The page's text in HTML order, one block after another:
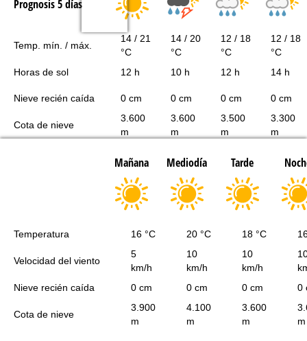
Prognosis 5 días
Temp. mín. / máx.
14 / 21
°C
14 / 20
°C
12 / 18
°C
12 / 18
°C
Horas de sol
12 h 10 h 12 h 14 h
Nieve recién caída 0 cm 0 cm 0 cm 0 cm
Cota de nieve
3.600
m
3.600
m
3.500
m
3.300
m
Mañana Mediodía Tarde
Temperatura 16 °C 20 °C 18 °C
Velocidad del viento
5
km/h
10
km/h
10
km/h
Nieve recién caída
0 cm 0 cm 0 cm 0
Cota de nieve
3.900
m
4.100
m
3.600
m
m